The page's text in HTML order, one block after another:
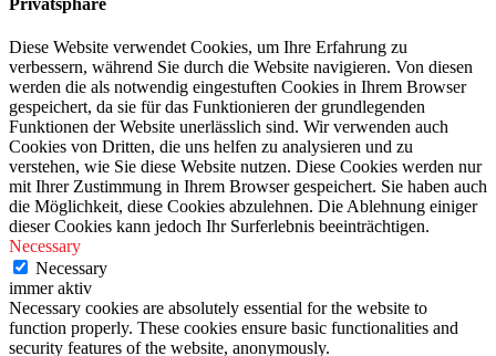
Privatsphäre
Diese Website verwendet Cookies, um Ihre Erfahrung zu
verbessern, während Sie durch die Website navigieren. Von diesen
werden die als notwendig eingestuften Cookies in Ihrem Browser
gespeichert, da sie für das Funktionieren der grundlegenden
Funktionen der Website unerlässlich sind. Wir verwenden auch
Cookies von Dritten, die uns helfen zu analysieren und zu
verstehen, wie Sie diese Website nutzen. Diese Cookies werden nur
mit Ihrer Zustimmung in Ihrem Browser gespeichert. Sie haben auch
die Möglichkeit, diese Cookies abzulehnen. Die Ablehnung einiger
dieser Cookies kann jedoch Ihr Surferlebnis beeinträchtigen.
Necessary
Necessary
immer aktiv
Necessary cookies are absolutely essential for the website to
function properly. These cookies ensure basic functionalities and
security features of the website, anonymously.